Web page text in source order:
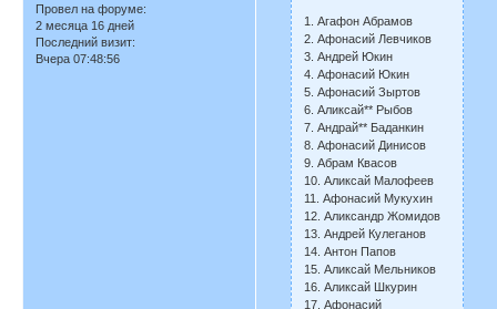
Провел на форуме:
2 месяца 16 дней
Последний визит:
Вчера 07:48:56
1. Агафон Абрамов
2. Афонасий Левчиков
3. Андрей Юкин
4. Афонасий Юкин
5. Афонасий Зыртов
6. Аликсай** Рыбов
7. Андрай** Баданкин
8. Афонасий Динисов
9. Абрам Квасов
10. Аликсай Малофеев
11. Афонасий Мукухин
12. Аликсандр Жомидов
13. Андрей Кулеганов
14. Антон Папов
15. Аликсай Мельников
16. Аликсай Шкурин
17. Афонасий